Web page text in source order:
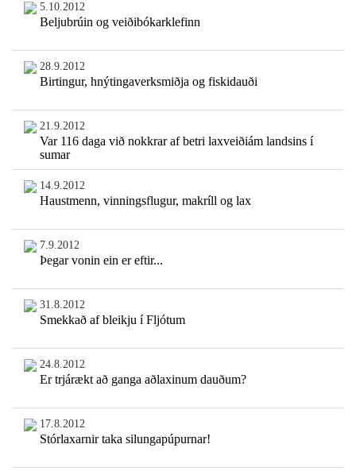
5.10.2012
Beljubrúin og veiðibókarklefinn
28.9.2012
Birtingur, hnýtingaverksmiðja og fiskidauði
21.9.2012
Var 116 daga við nokkrar af betri laxveiðiám landsins í
sumar
14.9.2012
Haustmenn, vinningsflugur, makríll og lax
7.9.2012
Þegar vonin ein er eftir...
31.8.2012
Smekkað af bleikju í Fljótum
24.8.2012
Er trjárækt að ganga aðlaxinum dauðum?
17.8.2012
Stórlaxarnir taka silungapúpurnar!